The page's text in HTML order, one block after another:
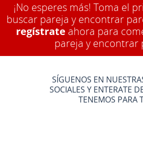
¡No esperes más! Toma el
buscar pareja y encontrar
regístrate ahora para
pareja y encontrar
SÍGUENOS EN
SOCIALES Y ENTERATE
TENEMOS PARA